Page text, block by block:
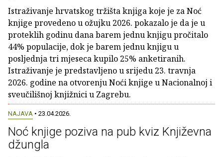
Istraživanje hrvatskog tržišta knjiga koje je za Noć
knjige provedeno u ožujku 2026. pokazalo je da je u
proteklih godinu dana barem jednu knjigu pročitalo
44% populacije, dok je barem jednu knjigu u
posljednja tri mjeseca kupilo 25% anketiranih.
Istraživanje je predstavljeno u srijedu 23. travnja
2026. godine na otvorenju Noći knjige u Nacionalnoj i
sveučilišnoj knjižnici u Zagrebu.
NAJAVA • 23.04.2026.
Noć knjige poziva na pub kviz Književna
džungla